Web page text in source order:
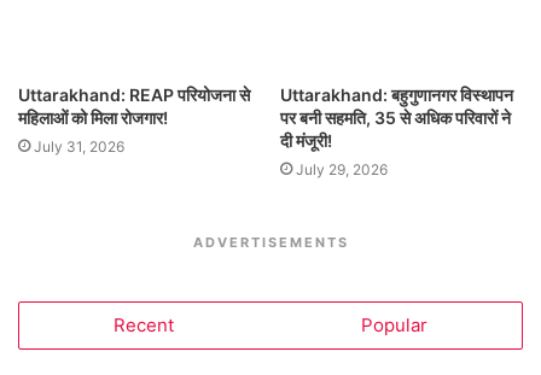
Uttarakhand: REAP परियोजना से
महिलाओं को मिला रोजगार!
July 31, 2026
Uttarakhand: बहुगुणानगर विस्थापन
पर बनी सहमति, 35 से अधिक परिवारों ने
दी मंजूरी!
July 29, 2026
ADVERTISEMENTS
Recent Popular